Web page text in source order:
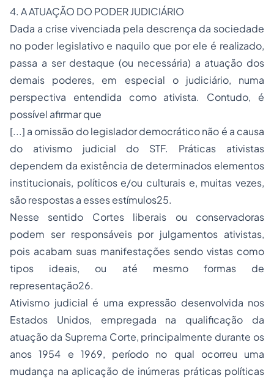
4. A ATUAÇÃO DO PODER JUDICIÁRIO
Dada a crise vivenciada pela descrença da sociedade
no poder legislativo e naquilo que por ele é realizado,
passa a ser destaque (ou necessária) a atuação dos
demais poderes, em especial o judiciário, numa
perspectiva entendida como ativista. Contudo, é
possível afirmar que
[...] a omissão do legislador democrático não é a causa
do ativismo judicial do STF. Práticas ativistas
dependem da existência de determinados elementos
institucionais, políticos e/ou culturais e, muitas vezes,
são respostas a esses estímulos25.
Nesse sentido Cortes liberais ou conservadoras
podem ser responsáveis por julgamentos ativistas,
pois acabam suas manifestações sendo vistas como
tipos ideais, ou até mesmo formas de
representação26.
Ativismo judicial é uma expressão desenvolvida nos
Estados Unidos, empregada na qualificação da
atuação da Suprema Corte, principalmente durante os
anos 1954 e 1969, período no qual ocorreu uma
mudança na aplicação de inúmeras práticas políticas